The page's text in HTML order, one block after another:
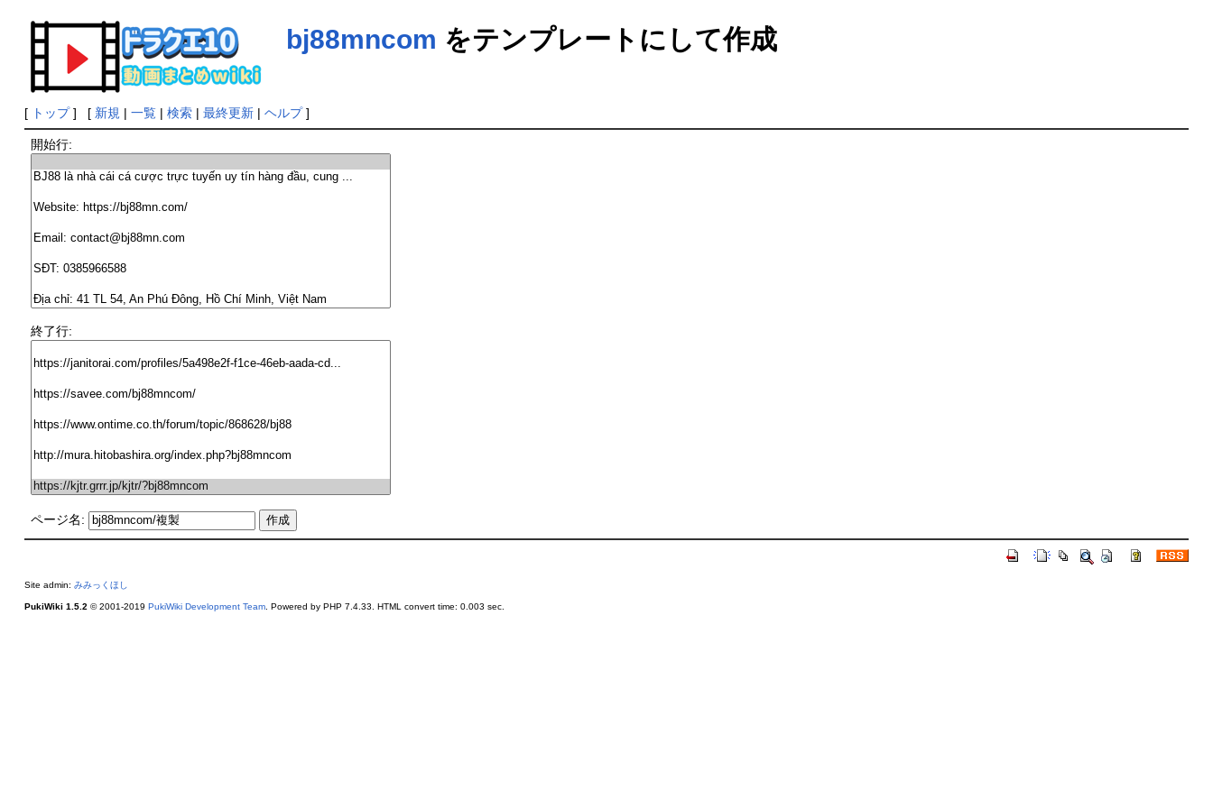
bj88mncom をテンプレートにして作成
[ トップ] [ 新規 | 一覧| 検索| 最終更新| ヘルプ]
開始行:
終了行:
ページ名:
Site admin: みみっくほし
PukiWiki 1.5.2 © 2001-2019 PukiWiki Development Team. Powered by PHP 7.4.33. HTML convert time: 0.003 sec.